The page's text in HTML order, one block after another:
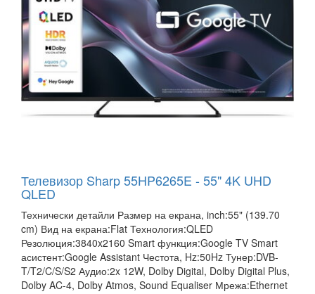
Телевизор Sharp 55HP6265E - 55" 4K UHD
QLED
Технически детайли Размер на екрана, inch:55" (139.70
cm) Вид на екрана:Flat Технология:QLED
Резолюция:3840x2160 Smart функция:Google TV Smart
асистент:Google Assistant Честота, Hz:50Hz Тунер:DVB-
T/T2/C/S/S2 Аудио:2x 12W, Dolby Digital, Dolby Digital Plus,
Dolby AC-4, Dolby Atmos, Sound Equaliser Мрежа:Ethernet